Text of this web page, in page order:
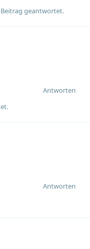
geantwortet.
Antworten
Antworten